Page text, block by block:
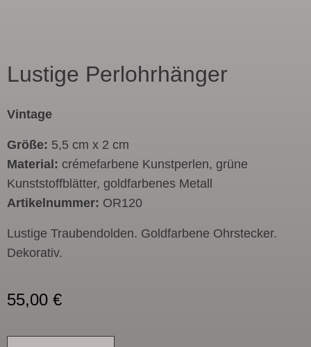
Lustige Perlohrhänger
Vintage
Größe: 5,5 cm x 2 cm
Material: crémefarbene Kunstperlen, grüne
Kunststoffblätter, goldfarbenes Metall
Artikelnummer: OR120
Lustige Traubendolden. Goldfarbene Ohrstecker.
Dekorativ.
55,00 €